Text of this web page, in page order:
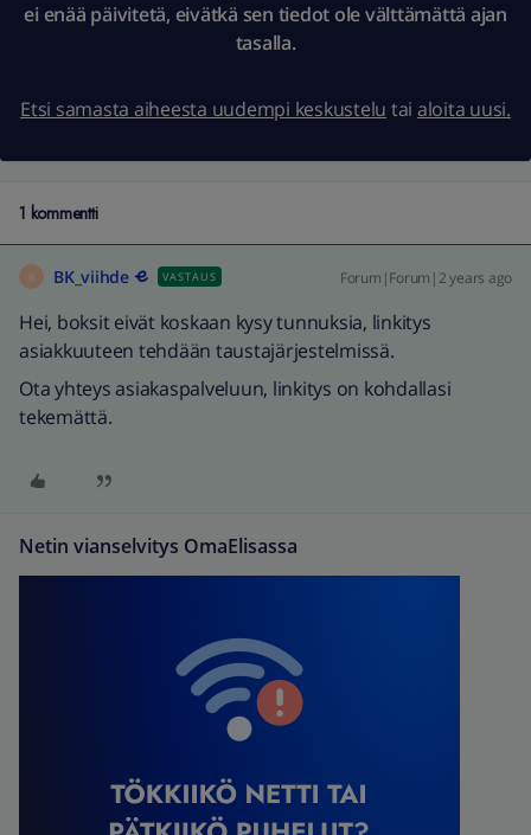
ei enää päivitetä, eivätkä sen tiedot ole välttämättä ajan
tasalla.
Etsi samasta aiheesta uudempi keskustelu tai aloita uusi.
1 kommentti
B BK_viihde VASTAUS Forum|Forum|2 years ago
Hei, boksit eivät koskaan kysy tunnuksia, linkitys
asiakkuuteen tehdään taustajärjestelmissä.
Ota yhteys asiakaspalveluun, linkitys on kohdallasi
tekemättä.
Netin vianselvitys OmaElisassa